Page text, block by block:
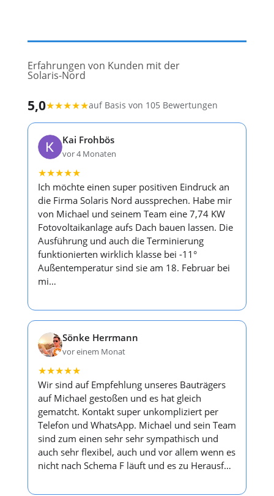
Erfahrungen von Kunden mit der
Solaris-Nord
5,0★★★★★auf Basis von 105 Bewertungen
Kai Frohbös
vor 4 Monaten
★★★★★
Ich möchte einen super positiven Eindruck an
die Firma Solaris Nord aussprechen. Habe mir
von Michael und seinem Team eine 7,74 KW
Fotovoltaikanlage aufs Dach bauen lassen. Die
Ausführung und auch die Terminierung
funktionierten wirklich klasse bei -11°
Außentemperatur sind sie am 18. Februar bei
mi…
Sönke Herrmann
vor einem Monat
★★★★★
Wir sind auf Empfehlung unseres Bauträgers
auf Michael gestoßen und es hat gleich
gematcht. Kontakt super unkompliziert per
Telefon und WhatsApp. Michael und sein Team
sind zum einen sehr sehr sympathisch und
auch sehr flexibel, auch und vor allem wenn es
nicht nach Schema F läuft und es zu Herausf…